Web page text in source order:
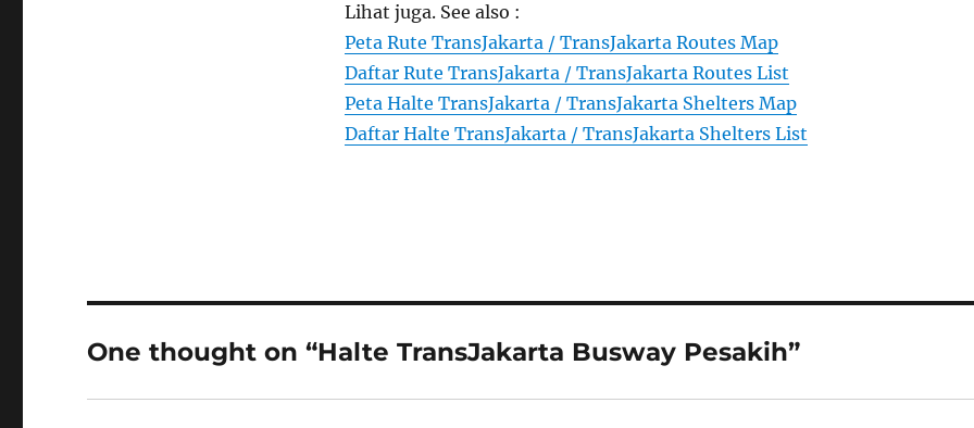
Lihat juga. See also :
Peta Rute TransJakarta / TransJakarta Routes Map
Daftar Rute TransJakarta / TransJakarta Routes List
Peta Halte TransJakarta / TransJakarta Shelters Map
Daftar Halte TransJakarta / TransJakarta Shelters List
One thought on “Halte TransJakarta Busway Pesakih”